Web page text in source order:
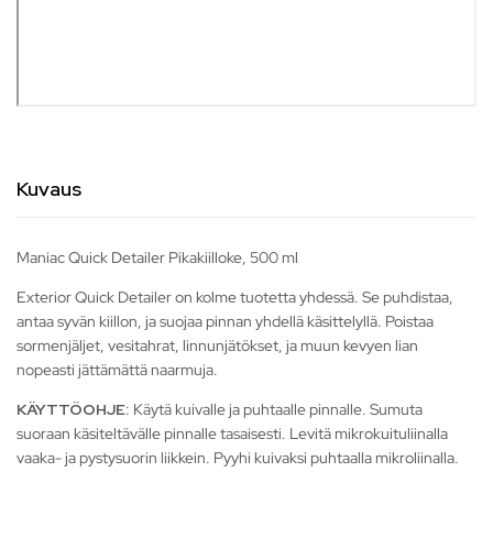
Kuvaus
Maniac Quick Detailer Pikakiilloke, 500 ml
Exterior Quick Detailer on kolme tuotetta yhdessä. Se puhdistaa,
antaa syvän kiillon, ja suojaa pinnan yhdellä käsittelyllä. Poistaa
sormenjäljet, vesitahrat, linnunjätökset, ja muun kevyen lian
nopeasti jättämättä naarmuja.
KÄYTTÖOHJE: Käytä kuivalle ja puhtaalle pinnalle. Sumuta
suoraan käsiteltävälle pinnalle tasaisesti. Levitä mikrokuituliinalla
vaaka- ja pystysuorin liikkein. Pyyhi kuivaksi puhtaalla mikroliinalla.